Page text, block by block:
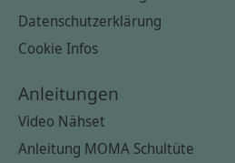
Datenschutzerklärung
Cookie Infos
Anleitungen
Video Nähset
Anleitung MOMA Schultüte